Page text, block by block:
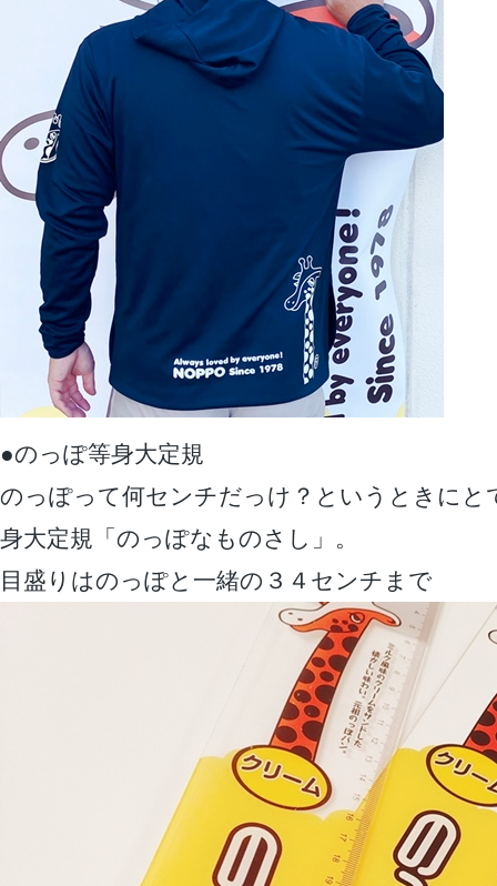
●のっぽ等身大定規
のっぽって何センチだっけ？というときにと
身大定規「のっぽなものさし」。
目盛りはのっぽと一緒の３４センチまで